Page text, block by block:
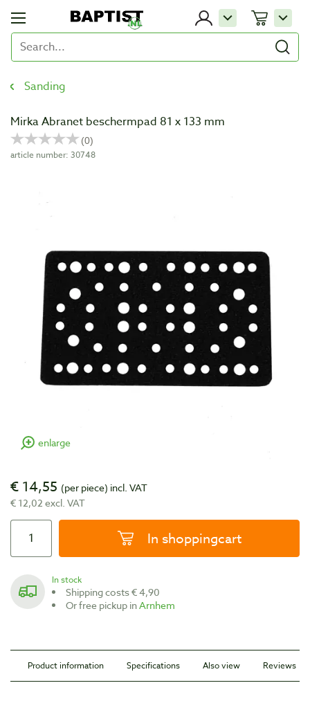
Sanding
Mirka Abranet beschermpad 81 x 133 mm
article number: 30748
enlarge
€ 14,55 (per piece) incl. VAT
€ 12,02 excl. VAT
In shoppingcart
In stock
Shipping costs € 4,90
Or free pickup inArnhem
Product information Specifications Also view Reviews